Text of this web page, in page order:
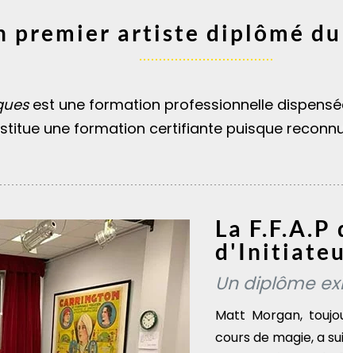
premier artiste diplômé du
est une formation professionnelle
une formation certifiante puisque
La
Un diplôme
Matt Morgan,
cours de magie, a